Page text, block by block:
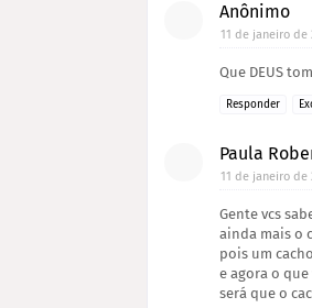
Anônimo
11 de janeiro de
Que DEUS
Responder
Paula
11 de janeiro de
Gente vcs
ainda mais o
pois um
e agora o
será que o